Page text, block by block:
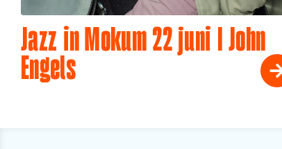
Jazz in Mokum 22 juni I John
Engels